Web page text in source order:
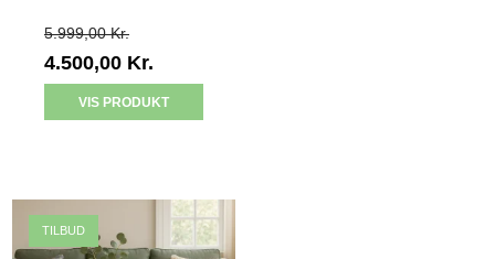
5.999,00 Kr.
4.500,00 Kr.
VIS PRODUKT
TILBUD